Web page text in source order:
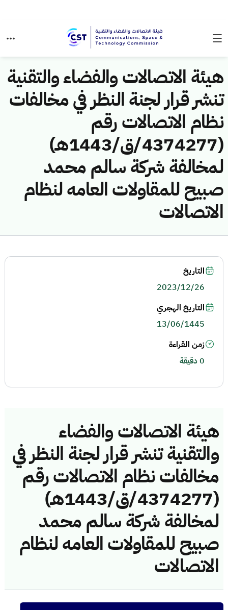
هيئة الاتصالات والفضاء والتقنية
تنشر قرار لجنة النظر في مخالفات
نظام الاتصالات رقم
(4374277/ق/1443هـ)
لمخالفة شركة سالم محمد
صبيح للمقاولات العامه لنظام
الاتصالات
هيئة الاتصالات والفضاء
والتقنية تنشر قرار لجنة النظر في
مخالفات نظام الاتصالات رقم
(4374277/ق/1443هـ)
لمخالفة شركة سالم محمد
صبيح للمقاولات العامه لنظام
الاتصالات
التاريخ
2023/12/26
التاريخ الهجري
13/06/1445
زمن القراءة
0 دقيقة